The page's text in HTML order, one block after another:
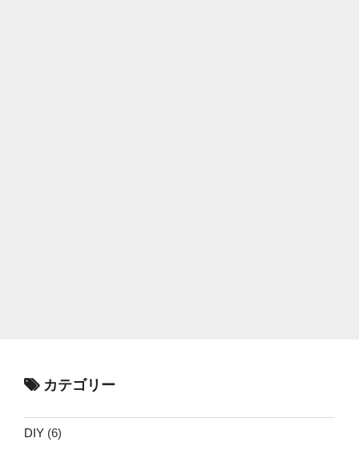
カテゴリー
DIY (6)